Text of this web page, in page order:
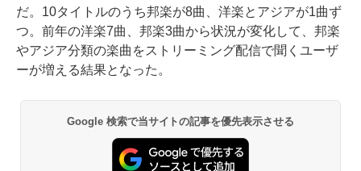
だ。10タイトルのうち邦楽が8曲、洋楽とアジアが1曲ず
つ。前年の洋楽7曲、邦楽3曲から状況が変化して、邦楽
やアジア分類の楽曲をストリーミング配信で聞くユーザ
ーが増える結果となった。
Google 検索で当サイトの記事を優先表示させる